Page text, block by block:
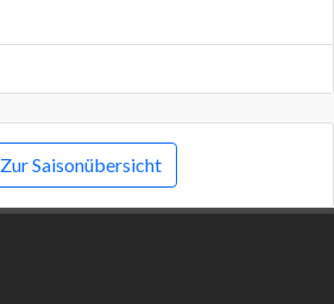
Zur Saisonübersicht